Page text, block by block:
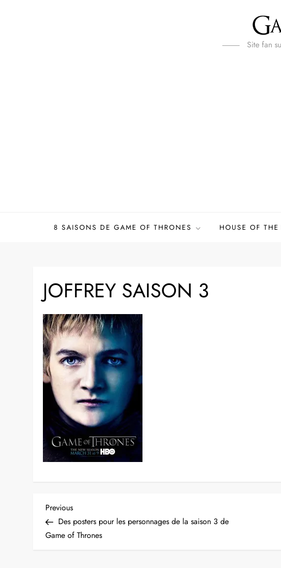
Site fan
8 SAISONS DE GAME OF THRONES HOUSE OF
JOFFREY SAISON 3
N
a
Previous
Post
Previous
Des posters pour les personnages de la saison 3 de
Game of Thrones